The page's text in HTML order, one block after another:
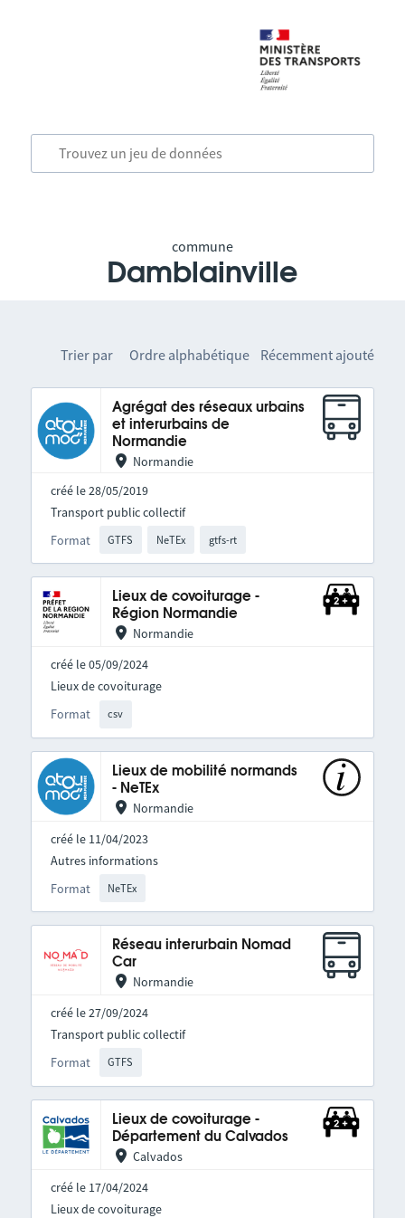
commune
Damblainville
Trier par Ordre alphabétique Récemment ajouté
Agrégat des réseaux urbains
et interurbains de
Normandie
Normandie
créé le 28/05/2019
Format GTFS NeTEx gtfs-rt
Transport public collectif
Lieux de covoiturage -
Région Normandie
Normandie
créé le 05/09/2024
Format csv
Lieux de covoiturage
Lieux de mobilité normands
- NeTEx
Normandie
créé le 11/04/2023
Format NeTEx
Autres informations
Réseau interurbain Nomad
Car
Normandie
créé le 27/09/2024
Format GTFS
Transport public collectif
Lieux de covoiturage -
Département du Calvados
Calvados
créé le 17/04/2024
Lieux de covoiturage